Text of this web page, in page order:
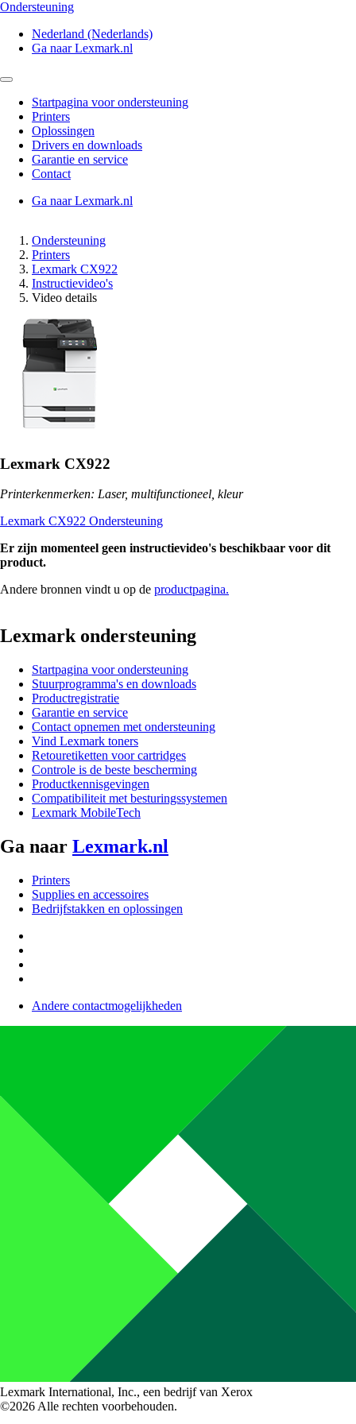
Ondersteuning
Nederland (Nederlands)
Ga naar Lexmark.nl
Startpagina voor ondersteuning
Printers
Oplossingen
Drivers en downloads
Garantie en service
Contact
Ga naar Lexmark.nl
Ondersteuning
Printers
Lexmark CX922
Instructievideo's
Video details
Lexmark CX922
Printerkenmerken: Laser, multifunctioneel, kleur
Lexmark CX922 Ondersteuning
Er zijn momenteel geen instructievideo's beschikbaar voor dit
product.
Andere bronnen vindt u op de productpagina.
Lexmark ondersteuning
Startpagina voor ondersteuning
Stuurprogramma's en downloads
Productregistratie
Garantie en service
Contact opnemen met ondersteuning
Vind Lexmark toners
Retouretiketten voor cartridges
Controle is de beste bescherming
Productkennisgevingen
Compatibiliteit met besturingssystemen
Lexmark MobileTech
Ga naar Lexmark.nl
Printers
Supplies en accessoires
Bedrijfstakken en oplossingen
Andere contactmogelijkheden
Lexmark International, Inc., een bedrijf van Xerox
©2026 Alle rechten voorbehouden.